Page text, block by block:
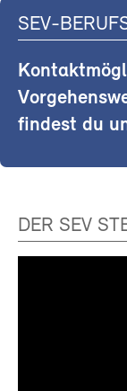
SEV-
findest du
DER SEV